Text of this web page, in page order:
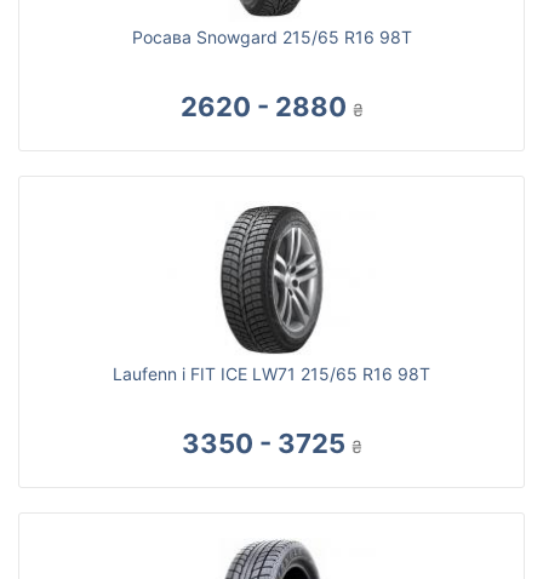
Росава Snowgard 215/65 R16 98T
2620 - 2880 ₴
Laufenn i FIT ICE LW71 215/65 R16 98T
3350 - 3725 ₴